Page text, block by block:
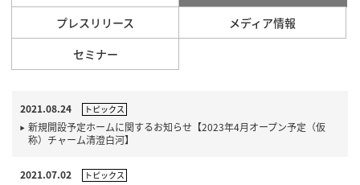
プレスリリース
メディア情報
セミナー
2021.08.24 トピックス
新規開設予定ホームに関するお知らせ【2023年4月オープン予定（仮
称）チャーム清澄白河】
2021.07.02 トピックス